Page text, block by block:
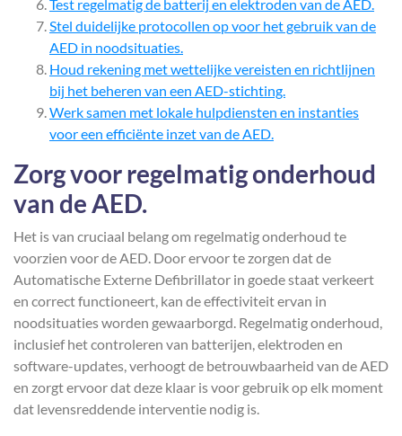
Test regelmatig de batterij en elektroden van de AED.
Stel duidelijke protocollen op voor het gebruik van de
AED in noodsituaties.
Houd rekening met wettelijke vereisten en richtlijnen
bij het beheren van een AED-stichting.
Werk samen met lokale hulpdiensten en instanties
voor een efficiënte inzet van de AED.
Zorg voor regelmatig onderhoud
van de AED.
Het is van cruciaal belang om regelmatig onderhoud te
voorzien voor de AED. Door ervoor te zorgen dat de
Automatische Externe Defibrillator in goede staat verkeert
en correct functioneert, kan de effectiviteit ervan in
noodsituaties worden gewaarborgd. Regelmatig onderhoud,
inclusief het controleren van batterijen, elektroden en
software-updates, verhoogt de betrouwbaarheid van de AED
en zorgt ervoor dat deze klaar is voor gebruik op elk moment
dat levensreddende interventie nodig is.